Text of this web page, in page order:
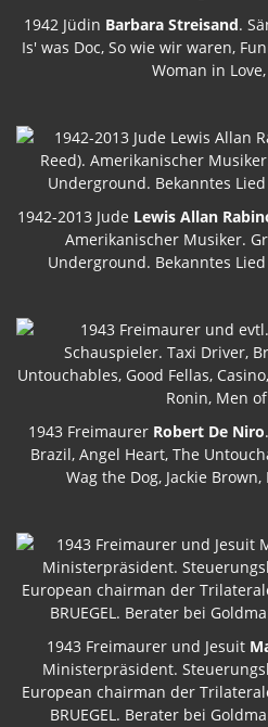
1942 Jüdin Barbara Streisand.
Is' was Doc, So wie wir waren,
Woman in
1942-2013 Jude Lewis Allan
Amerikanischer Musiker.
Underground. Bekanntes
1943 Freimaurer Robert De Niro
Brazil, Angel Heart, The
Wag the Dog, Jackie
1943 Freimaurer und Jesuit
Ministerpräsident.
European chairman der
BRUEGEL. Berater bei